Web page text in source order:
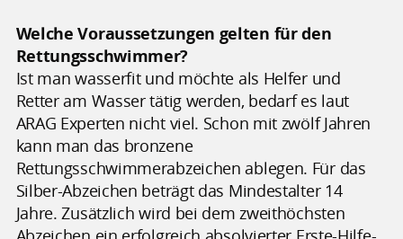
Welche Voraussetzungen gelten für den
Rettungsschwimmer?
Ist man wasserfit und möchte als Helfer und
Retter am Wasser tätig werden, bedarf es laut
ARAG Experten nicht viel. Schon mit zwölf Jahren
kann man das bronzene
Rettungsschwimmerabzeichen ablegen. Für das
Silber-Abzeichen beträgt das Mindestalter 14
Jahre. Zusätzlich wird bei dem zweithöchsten